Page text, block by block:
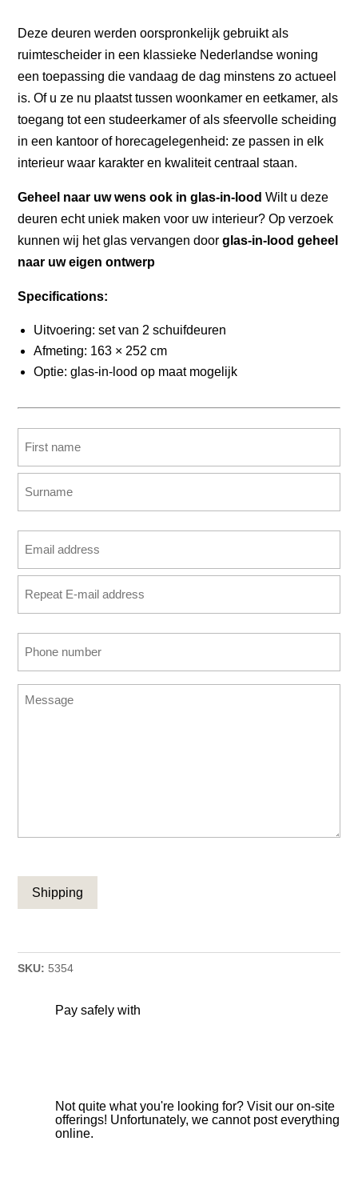
Deze deuren werden oorspronkelijk gebruikt als
ruimtescheider in een klassieke Nederlandse woning
een toepassing die vandaag de dag minstens zo actueel
is. Of u ze nu plaatst tussen woonkamer en eetkamer, als
toegang tot een studeerkamer of als sfeervolle scheiding
in een kantoor of horecagelegenheid: ze passen in elk
interieur waar karakter en kwaliteit centraal staan.
Geheel naar uw wens ook in glas-in-lood Wilt u deze
deuren echt uniek maken voor uw interieur? Op verzoek
kunnen wij het glas vervangen doorglas-in-lood geheel
naar uw eigen ontwerp
Specifications:
Uitvoering: set van 2 schuifdeuren
Afmeting: 163 × 252 cm
Optie: glas-in-lood op maat mogelijk
Email
Email
(Required)
Message
SKU: 5354
Pay safely with
Not quite what you're looking for? Visit our on-site
offerings! Unfortunately, we cannot post everything
online.